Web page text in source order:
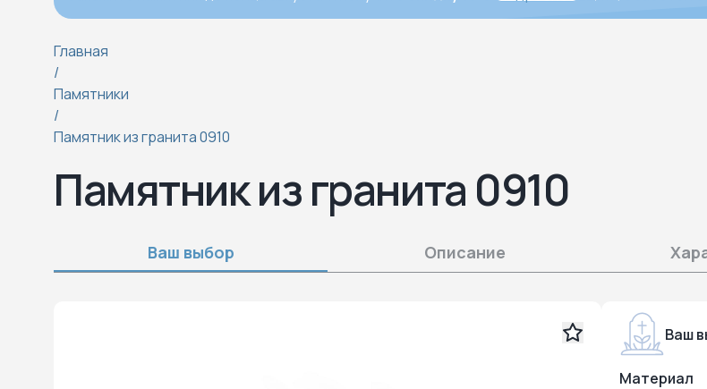
Главная
/
Памятники
/
Памятник из гранита 0910
Памятник из гранита 0910
Ваш выбор Описание
Ваш
Материал